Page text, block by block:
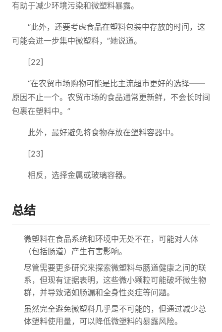
有助于减少环境污染和微塑料暴露。
“此外，还要考虑食品在塑料包装中存放的时间，这
可能会进一步集中微塑料，”她说道。
[22]
“在农贸市场购物可能是比主流超市更好的选择——
原因不止一个。农贸市场的食品通常更新鲜，不会长时间
包裹在塑料中。”
此外，最好避免将食物存放在塑料容器中。
[23]
相反，选择金属或玻璃容器。
总结
微塑料在食品系统和环境中无处不在，可能对人体
（包括肠道）产生有害影响。
尽管需要更多研究来探索微塑料与肠道健康之间的联
系，但现有证据表明，这些微小颗粒可能破坏微生物
群，并导致诸如肠漏和全身性炎症等问题。
虽然完全避免微塑料几乎是不可能的，但通过减少总
体塑料使用量，可以降低微塑料的暴露风险。